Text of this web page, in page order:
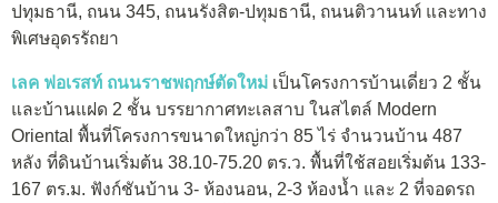
ปทุมธานี, ถนน 345, ถนนรังสิต-ปทุมธานี, ถนนติวานนท์ และทาง
พิเศษอุดรรัถยา
เลค ฟอเรสท์ ถนนราชพฤกษ์ตัดใหม่ เป็นโครงการบ้านเดี่ยว 2 ชั้น
และบ้านแฝด 2 ชั้น บรรยากาศทะเลสาบ ในสไตล์ Modern
Oriental พื้นที่โครงการขนาดใหญ่กว่า 85 ไร่ จำนวนบ้าน 487
หลัง ที่ดินบ้านเริ่มต้น 38.10-75.20 ตร.ว. พื้นที่ใช้สอยเริ่มต้น 133-
167 ตร.ม. ฟังก์ชันบ้าน 3- ห้องนอน, 2-3 ห้องน้ำ และ 2 ที่จอดรถ